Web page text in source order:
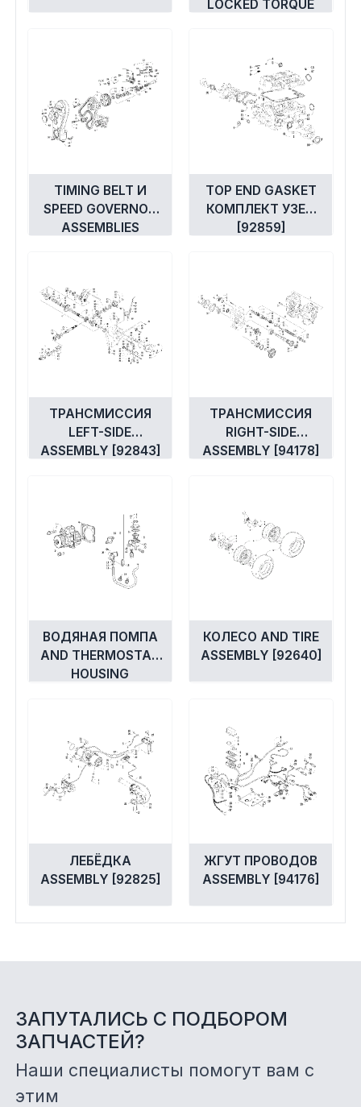
LOCKED TORQUE
TIMING BELT И
SPEED GOVERNOR
ASSEMBLIES
TOP END GASKET
КОМПЛЕКТ УЗЕЛ
[92859]
ТРАНСМИССИЯ
LEFT-SIDE
ASSEMBLY [92843]
ТРАНСМИССИЯ
RIGHT-SIDE
ASSEMBLY [94178]
ВОДЯНАЯ ПОМПА
AND THERMOSTAT
HOUSING
КОЛЕСО AND TIRE
ASSEMBLY [92640]
ЛЕБЁДКА
ASSEMBLY [92825]
ЖГУТ ПРОВОДОВ
ASSEMBLY [94176]
ЗАПУТАЛИСЬ С ПОДБОРОМ
ЗАПЧАСТЕЙ?
Наши специалисты помогут вам с
этим